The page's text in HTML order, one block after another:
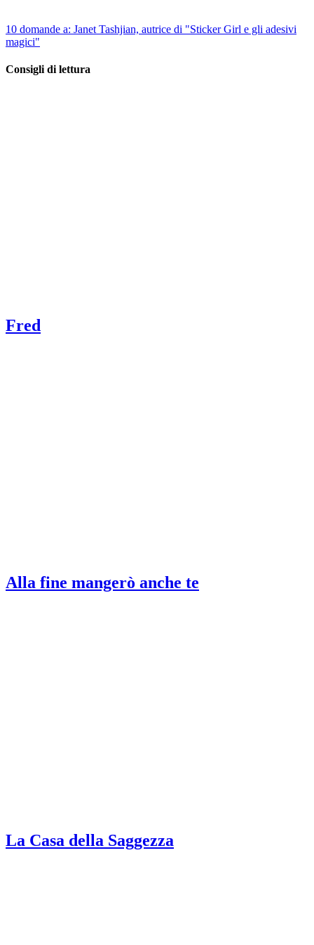
10 domande a: Janet Tashjian, autrice di "Sticker Girl e gli adesivi
magici"
Consigli di lettura
Fred
Alla fine mangerò anche te
La Casa della Saggezza